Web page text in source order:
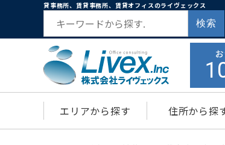
貸事務所、賃貸事務所、賃貸オフィスのライヴェックス
検索
エリアから探す 住所から探